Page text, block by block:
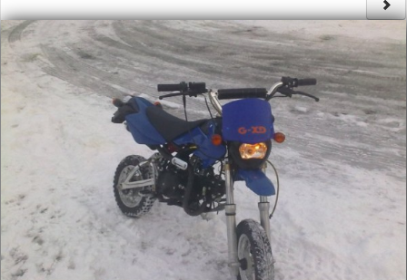
Säännöt ja ohjeet
Uudet ajoneuvot
Uudet kuvat
Uudet videot
Uudet kommentit
Ajoneuvot
Osat
TIETOPANKKI
TAPAHTUMAT
MP15 kuvia